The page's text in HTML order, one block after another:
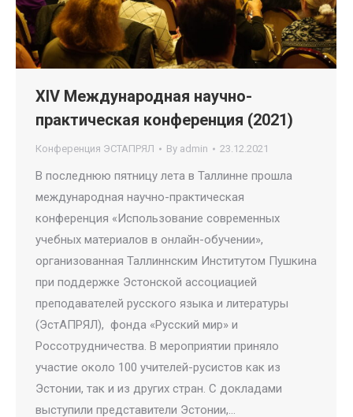
XIV Международная научно-
практическая конференция (2021)
Конференция ЭСТАПРЯЛ By admin 23.12.2021
В последнюю пятницу лета в Таллинне прошла
международная научно-практическая
конференция «Использование современных
учебных материалов в онлайн-обучении»,
организованная Таллиннским Институтом Пушкина
при поддержке Эстонской ассоциацией
преподавателей русского языка и литературы
(ЭстАПРЯЛ), фонда «Русский мир» и
Россотрудничества. В мероприятии приняло
участие около 100 учителей-русистов как из
Эстонии, так и из других стран. С докладами
выступили представители Эстонии,…